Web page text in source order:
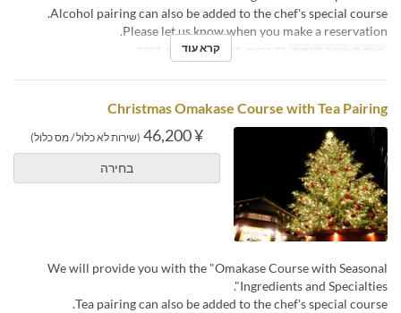
Alcohol pairing can also be added to the chef's special course.
Please let us know when you make a reservation.
טווח תאריכים תקפים קרא עוד
Christmas Omakase Course with Tea Pairing
¥ 46,200 (שירות לא כלול / מס כלול)
בחירה
We will provide you with the "Omakase Course with Seasonal
Ingredients and Specialties".
Tea pairing can also be added to the chef's special course.